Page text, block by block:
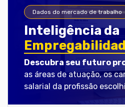
Dados do mercado de trabalho
Inteligência da
Descubra seu futuro
as áreas de atuação, os
salarial da profissão